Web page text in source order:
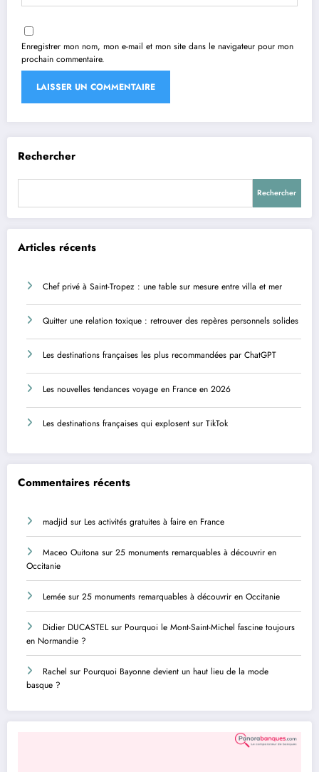
Enregistrer mon nom, mon e-mail et mon site dans le navigateur pour mon
prochain commentaire.
Rechercher
Rechercher
Articles récents
Chef privé à Saint-Tropez : une table sur mesure entre villa et mer
Quitter une relation toxique : retrouver des repères personnels solides
Les destinations françaises les plus recommandées par ChatGPT
Les nouvelles tendances voyage en France en 2026
Les destinations françaises qui explosent sur TikTok
Commentaires récents
madjid sur Les activités gratuites à faire en France
Maceo Ouitona sur 25 monuments remarquables à découvrir en
Occitanie
Lemée sur 25 monuments remarquables à découvrir en Occitanie
Didier DUCASTELsur Pourquoi le Mont-Saint-Michel fascine toujours
en Normandie ?
Rachel sur Pourquoi Bayonne devient un haut lieu de la mode
basque ?